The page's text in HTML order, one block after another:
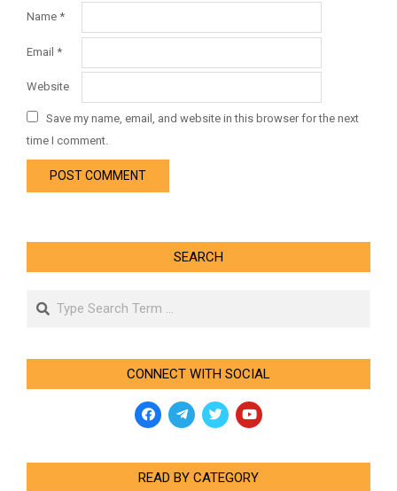
Name *
Email *
Website
Save my name, email, and website in this browser for the next
time I comment.
SEARCH
Search
CONNECT WITH SOCIAL
READ BY CATEGORY